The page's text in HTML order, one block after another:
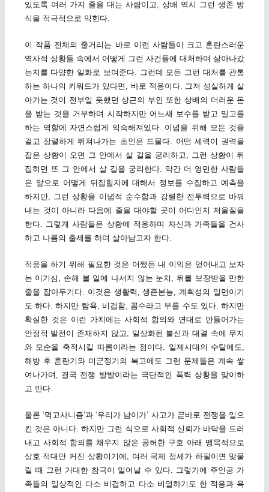
있도록 여러 가지 줄을 대는 사람이고, 상배 역시 그런 생존 방
식을 적극적으로 익힌다.
이 작품 전체의 줄거리는 바로 이런 사람들이 크고 혼란스러운
역사적 상황들 속에서 어떻게 그런 사건들에 대처하며 살아나갔
는지를 다양한 일화로 보여준다. 그런데 모든 그런 대처를 관통
하는 하나의 키워드가 있다면, 바로 적응이다. 그저 성실하게 살
아가는 것이 전부일 듯했던 상근의 부인 또한 상배의 더러운 돈
을 받는 것을 거부하며 시작하지만 어느새 보수를 받고 밀고를
하는 역할에 자연스럽게 익숙해져있다. 이념을 위해 모든 것을
걸고 장렬하게 뛰쳐나가는 초인은 드물다. 어떤 세력이 권력을
잡은 상황이 오면 그 안에서 살 길을 궁리하고, 그런 상황이 뒤
집히면 또 그 안에서 살 길을 궁리한다. 약간 더 영민한 사람들
은 앞으로 어떻게 뒤집힐지에 대해서 정보를 수집하고 예측을
하지만, 그런 상황을 이념적 순수함과 강렬한 전투력으로 바꿔
내는 것이 아니라 다음에 줄을 대야할 곳이 어디인지 저울질을
한다. 그렇게 사람들은 상황에 적응하며 자신과 가족들을 건사
하고 나름의 출세를 하며 살아남고자 한다.
적응을 하기 위해 필요한 것은 어쨌든 내 이익은 얻어내고 보자
는 이기심, 손해 볼 일에 나서지 않는 눈치, 뒤를 보장받을 만한
줄을 잡아두기다. 이것은 생활력, 생존본능, 계획성의 일면이기
도 하다. 하지만 탐욕, 비겁함, 꼼수라고 부를 수도 있다. 하지만
확실한 것은 이런 가치에는 사회적 합의와 연대로 만들어가는
안정적 발전이 존재하지 않고, 일상화된 불신과 대결 속에 무지
와 모순을 축적시킬 따름이라는 점이다. 일제시대의 수탈에도,
해방 후 혼란기와 미군정기의 복고에도 그런 문제들은 계속 쌓
여나가며, 결국 전쟁 발발이라는 극단적인 폭력 상황을 맞이하
고 만다.
물론 ‘먹고사니즘’과 ‘우리가 남이가’ 사고가 곧바로 전쟁을 일으
킨 것은 아니다. 하지만 그런 식으로 사회적 신뢰가 바닥을 드러
내고 사회적 합의를 채우지 않은 공허한 구호 아래 맹목적으로
상호 적대만 커진 상황이기에, 여러 국제 정세가 하필이면 맞물
릴 때 그런 거대한 참극이 일어날 수 있다. 그렇기에 주인공 가
족들의 일상적인 다소 비겁하고 다소 비열하기도 한 적응과 욕